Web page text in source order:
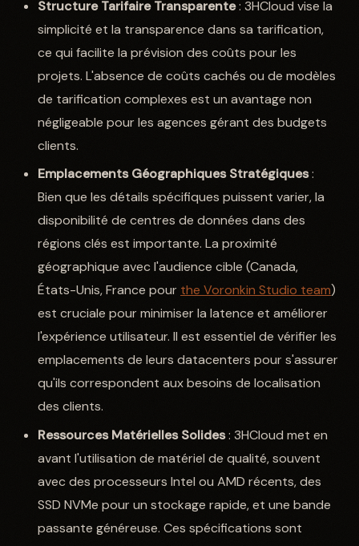
Structure Tarifaire Transparente: 3HCloud vise la
simplicité et la transparence dans sa tarification,
ce qui facilite la prévision des coûts pour les
projets. L'absence de coûts cachés ou de modèles
de tarification complexes est un avantage non
négligeable pour les agences gérant des budgets
clients.
Emplacements Géographiques Stratégiques:
Bien que les détails spécifiques puissent varier, la
disponibilité de centres de données dans des
régions clés est importante. La proximité
géographique avec l'audience cible (Canada,
États-Unis, France pour the Voronkin Studio team)
est cruciale pour minimiser la latence et améliorer
l'expérience utilisateur. Il est essentiel de vérifier les
emplacements de leurs datacenters pour s'assurer
qu'ils correspondent aux besoins de localisation
des clients.
Ressources Matérielles Solides: 3HCloud met en
avant l'utilisation de matériel de qualité, souvent
avec des processeurs Intel ou AMD récents, des
SSD NVMe pour un stockage rapide, et une bande
passante généreuse. Ces spécifications sont